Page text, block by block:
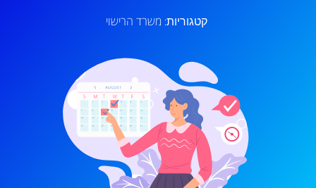
קטגוריות: משרד הרישוי